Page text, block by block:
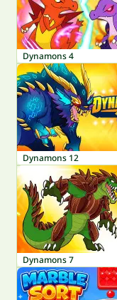
Dynamons 4
Dynamons 12
Dynamons 7